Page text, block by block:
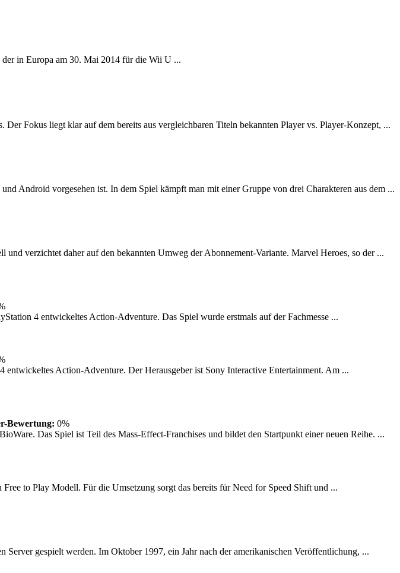
in Europa am 30. Mai 2014 für die Wii U ...
Fokus liegt klar auf dem bereits aus vergleichbaren Titeln bekannten Player vs. Player-Konzept, ...
Android vorgesehen ist. In dem Spiel kämpft man mit einer Gruppe von drei Charakteren aus dem ...
verzichtet daher auf den bekannten Umweg der Abonnement-Variante. Marvel Heroes, so der ...
4 entwickeltes Action-Adventure. Das Spiel wurde erstmals auf der Fachmesse ...
Action-Adventure. Der Herausgeber ist Sony Interactive Entertainment. Am ...
Bewertung: 0%
Das Spiel ist Teil des Mass-Effect-Franchises und bildet den Startpunkt einer neuen Reihe. ...
to Play Modell. Für die Umsetzung sorgt das bereits für Need for Speed Shift und ...
gespielt werden. Im Oktober 1997, ein Jahr nach der amerikanischen Veröffentlichung, ...